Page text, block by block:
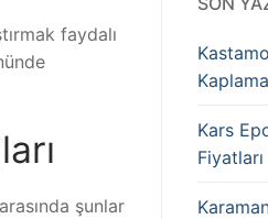
faydalı
şunlar
Kars
Fiyatları